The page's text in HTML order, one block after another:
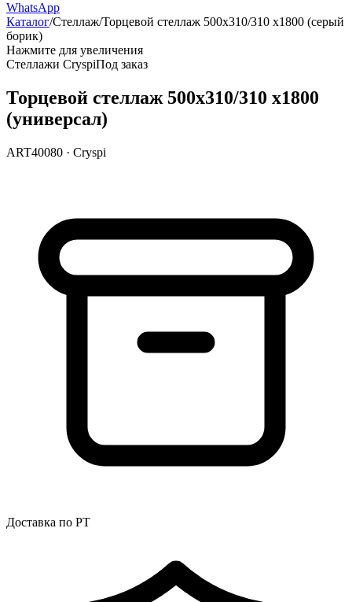
WhatsApp
Каталог/Стеллаж/Торцевой стеллаж 500х310/310 х1800 (серый
борик)
Нажмите для увеличения
Стеллажи CryspiПод заказ
Торцевой стеллаж 500х310/310 х1800
(универсал)
ART40080 · Cryspi
Доставка по РТ